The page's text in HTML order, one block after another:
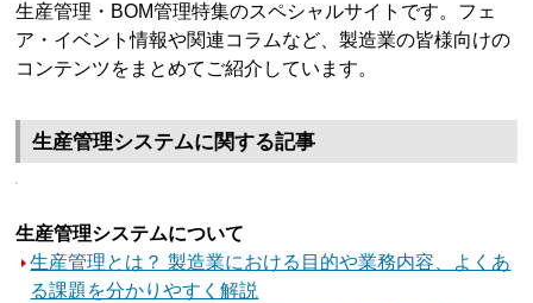
生産管理・BOM管理特集のスペシャルサイトです。フェ
ア・イベント情報や関連コラムなど、製造業の皆様向けの
コンテンツをまとめてご紹介しています。
生産管理システムに関する記事
生産管理システムについて
生産管理とは？ 製造業における目的や業務内容、よくあ
る課題を分かりやすく解説